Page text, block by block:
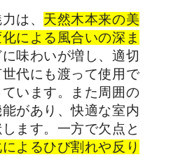
は、 天然木本来の美
による風合いの深ま
味わいが増し、適切
代にも渡って使用で
います。また周囲の
があり、快適な室内
ます。一方で欠点と
よるひび割れや反り